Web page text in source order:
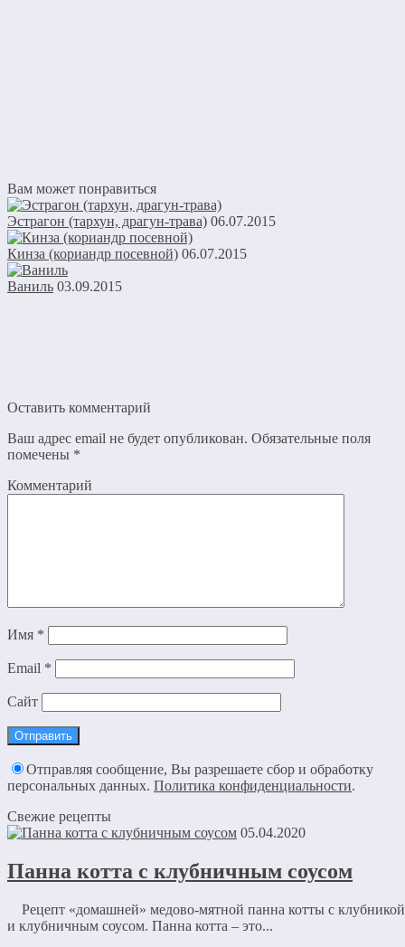
Вам может понравиться
Эстрагон (тархун, драгун-трава) 06.07.2015
Кинза (кориандр посевной) 06.07.2015
Ваниль 03.09.2015
Оставить комментарий
Ваш адрес email не будет опубликован. Обязательные поля
помечены *
Комментарий
Имя *
Email *
Сайт
Отправляя сообщение, Вы разрешаете сбор и обработку
персональных данных. Политика конфиденциальности.
Свежие рецепты
05.04.2020
Панна котта с клубничным соусом
Рецепт «домашней» медово-мятной панна котты с клубникой
и клубничным соусом. Панна котта – это...